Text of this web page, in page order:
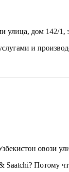
улица, дом 142/1,
и
овози
Потому